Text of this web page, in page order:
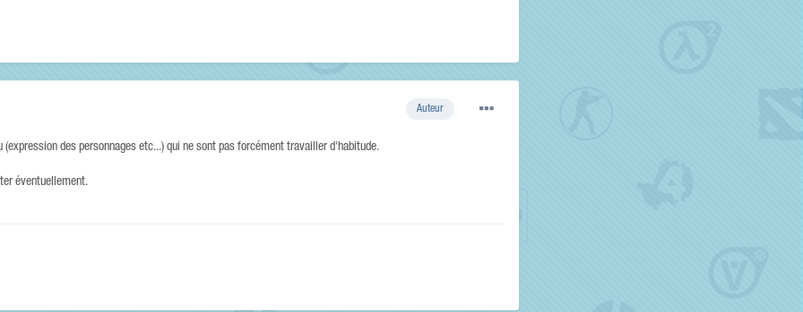
Auteur
des personnages etc...) qui ne sont pas forcément travailler d'habitude.
éventuellement.